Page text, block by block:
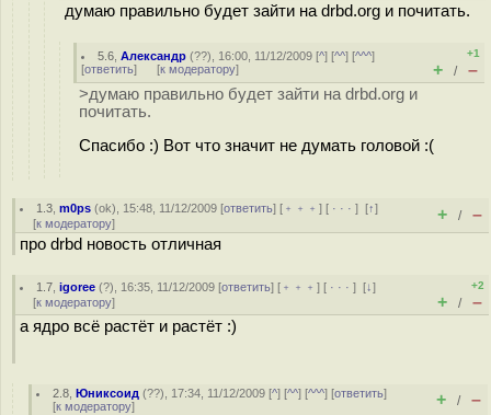
думаю правильно будет зайти на drbd.org и почитать.
5.6 ,Александр (??), 16:00, 11/12/2009 [^] [^^] [^^^]
[ответить] [к модератору]
+1
+ / –
>думаю правильно будет зайти на drbd.org и
почитать.
Спасибо :) Вот что значит не думать головой :(
1.3 ,m0ps (ok), 15:48, 11/12/2009 [ответить] [ ﹢﹢﹢] [ · · ·][↑]
[к модератору] + / –
про drbd новость отличная
1.7 ,igoree (?), 16:35, 11/12/2009 [ответить] [ ﹢﹢﹢] [ · · ·][↓]
[к модератору]
+2
+ / –
а ядро всё растёт и растёт :)
2.8 ,Юниксоид (??), 17:34, 11/12/2009 [^] [^^] [^^^] [ответить]
[к модератору] + / –